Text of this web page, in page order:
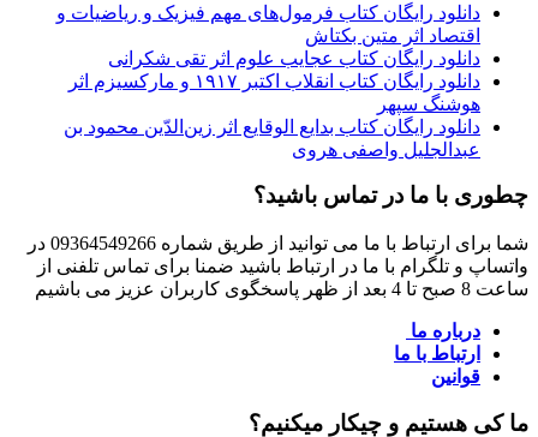
دانلود رایگان کتاب فرمول‌های مهم فیزیک و ریاضیات و
اقتصاد اثر متین بکتاش
دانلود رایگان کتاب عجایب علوم اثر تقی شکرانی
دانلود رایگان کتاب انقلاب اکتبر ۱۹۱۷ و مارکسیزم اثر
هوشنگ سپهر
دانلود رایگان کتاب بدایع الوقایع اثر زین‌الدّین محمود بن
عبدالجلیل واصفی هروی
چطوری با ما در تماس باشید؟
شما برای ارتباط با ما می توانید از طریق شماره 09364549266 در
واتساپ و تلگرام با ما در ارتباط باشید ضمنا برای تماس تلفنی از
ساعت 8 صبح تا 4 بعد از ظهر پاسخگوی کاربران عزیز می باشیم
درباره ما
ارتباط با ما
قوانین
ما کی هستیم و چیکار میکنیم؟